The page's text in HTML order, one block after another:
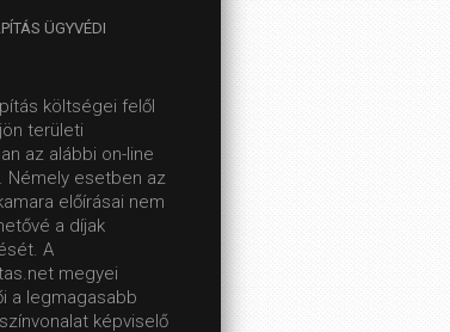
ÜGYVÉDI
költségei felől
területi
az alábbi on-line
Némely esetben az
előírásai nem
a díjak
A
megyei
a legmagasabb
képviselő